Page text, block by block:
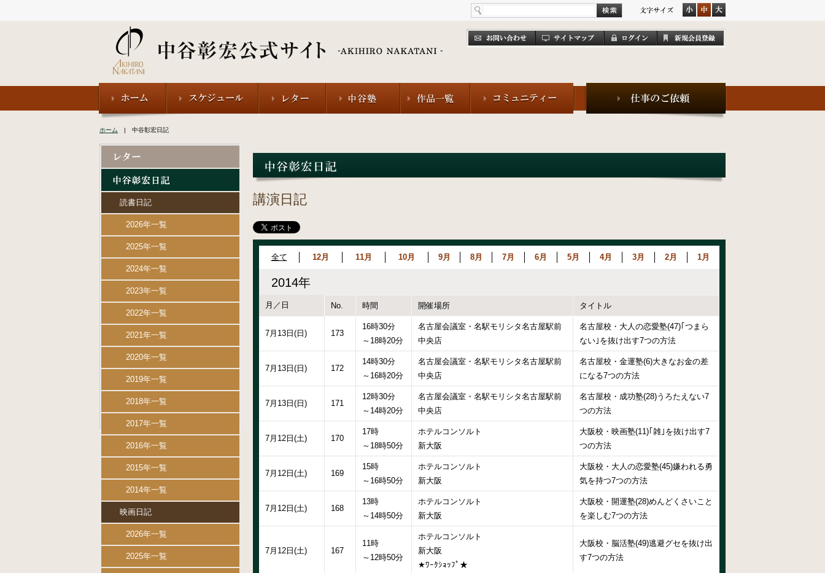
ホーム | 中谷彰宏日記
講演日記
全て 12月 11月 10月 9月 8月 7月 6月 5月 4月 3月 2月 1月
2014年
月／日 No. 時間 開催場所 タイトル
7月13日(日) 173
16時30分
～18時20分
名古屋会議室・名駅モリシタ名古屋駅前
中央店
名古屋校・大人の恋愛塾(47)｢つまら
ない｣を抜け出す7つの方法
7月13日(日) 172
14時30分
～16時20分
名古屋会議室・名駅モリシタ名古屋駅前
中央店
名古屋校・金運塾(6)大きなお金の差
になる7つの方法
7月13日(日) 171
12時30分
～14時20分
名古屋会議室・名駅モリシタ名古屋駅前
中央店
名古屋校・成功塾(28)うろたえない7
つの方法
7月12日(土) 170
17時
～18時50分
ホテルコンソルト
新大阪
大阪校・映画塾(11)｢雑｣を抜け出す7
つの方法
7月12日(土) 169
15時
～16時50分
ホテルコンソルト
新大阪
大阪校・大人の恋愛塾(45)嫌われる勇
気を持つ7つの方法
7月12日(土) 168
13時
～14時50分
ホテルコンソルト
新大阪
大阪校・開運塾(28)めんどくさいこと
を楽しむ7つの方法
7月12日(土) 167
11時
～12時50分
ホテルコンソルト
新大阪
★ﾜｰｸｼｮｯﾌﾟ★
大阪校・脳活塾(49)逃避グセを抜け出
す7つの方法
読書日記
2026年一覧
2025年一覧
2024年一覧
2023年一覧
2022年一覧
2021年一覧
2020年一覧
2019年一覧
2018年一覧
2017年一覧
2016年一覧
2015年一覧
2014年一覧
映画日記
2026年一覧
2025年一覧